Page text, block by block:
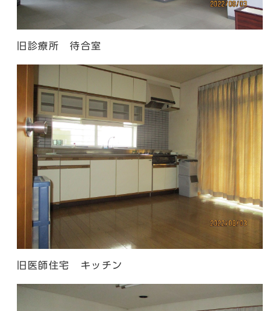
旧診療所 待合室
旧医師住宅 キッチン